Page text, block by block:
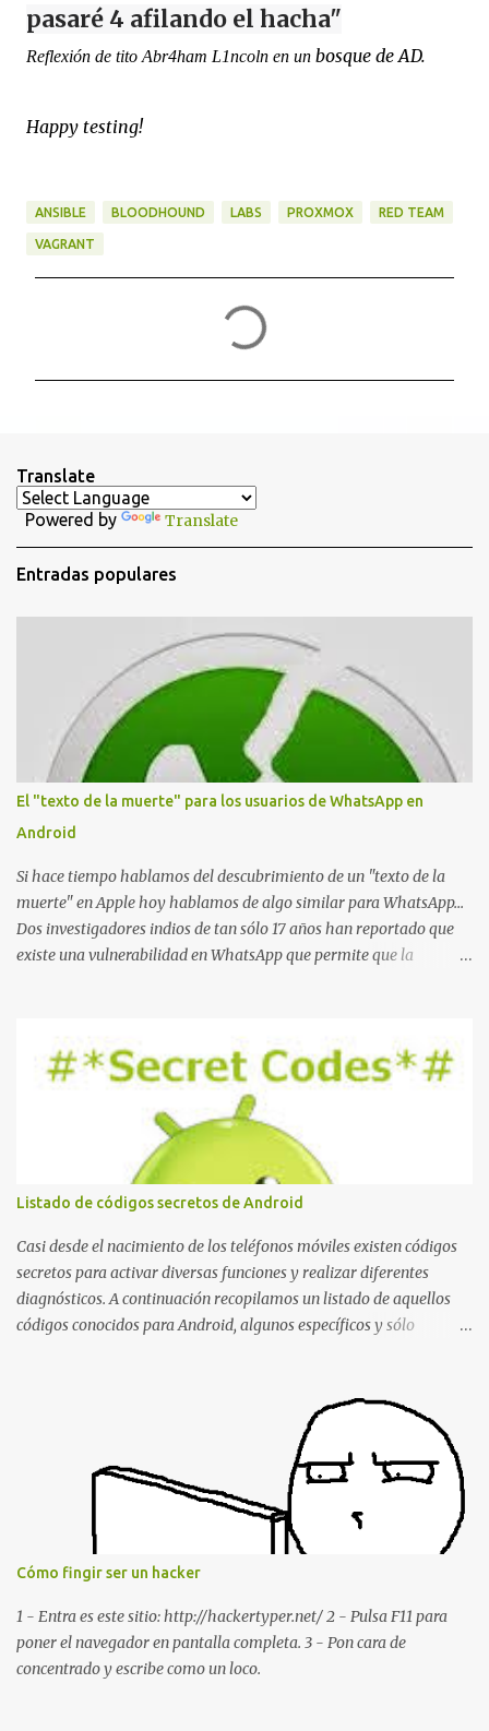
pasaré 4 afilando el hacha"
Reflexión de tito Abr4ham L1ncoln en un bosque de AD.
Happy testing!
ANSIBLE BLOODHOUND LABS PROXMOX RED TEAM
VAGRANT
a
r
o
s
Translate
Powered by Translate
Entradas populares
El "texto de la muerte" para los usuarios de WhatsApp en
Android
Si hace tiempo hablamos del descubrimiento de un "texto de la
muerte" en Apple hoy hablamos de algo similar para WhatsApp...
Dos investigadores indios de tan sólo 17 años han reportado que
existe una vulnerabilidad en WhatsApp que permite que la
La vulnerabilidad ha sido probada y funciona correctamente en la
mayoría de las versiones de Android y de WhatsApp incluyendo la
2.11.431 y 2.11.432. Sin embargo todavía no se ha probado en iOS y
Windows no parece ser vulnerable. Esto podría provocar que se
extienda como una pesada broma la moda de bloquear WhatsApp
a otras personas, cuyo modo de recuperar el uso de la misma sería
borrando la conversación y el historial de chat con quien
estábamos conversando. Imaginad que ocurre si este mensaje se
envía a un grupo... Fuente: Crash Your Friends' WhatsApp
Remotely with Just a Message
Listado de códigos secretos de Android
Casi desde el nacimiento de los teléfonos móviles existen códigos
secretos para activar diversas funciones y realizar diferentes
diagnósticos. A continuación recopilamos un listado de aquellos
códigos conocidos para Android, algunos específicos y sólo
IMEI del dispositivo *#*#1111#*#* : Información sobre la versión
de software FTA *#*#2222#*#* : Información sobre la v ersión
del hardware FTA *#*#1234#*#* : Información sobre la versión
de software PDA y de firmware *#*#232337#*#* : Muestra la
dirección Bluetooth del smartphone *#*#232338#*#* : Muestra
la dirección MAC del la tarjeta WiFi del dispositivo *#*#2663#*#*
: Visualiza la versión de la pantalla táctil del smartphone
*#*#3264#*#* : Muestra que versión de memoria RAM está
disponible en el smartphone o la tablet *#*#34971539#*#* :
Visualiza la información detallada d...
Cómo fingir ser un hacker
1 - Entra es este sitio: http://hackertyper.net/ 2 - Pulsa F11 para
poner el navegador en pantalla completa. 3 - Pon cara de
concentrado y escribe como un loco.